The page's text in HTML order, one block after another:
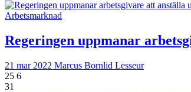
Arbetsmarknad
Regeringen uppmanar
21 mar 2022 Marcus Bornlid Lesseur
25 6
31